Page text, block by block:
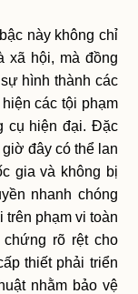
này không chỉ
xã hội, mà đồng
hình thành các
các tội phạm
cụ hiện đại. Đặc
đây có thể lan
gia và không bị
nhanh chóng
trên phạm vi toàn
rõ rệt cho
thiết phải triển
nhằm bảo vệ